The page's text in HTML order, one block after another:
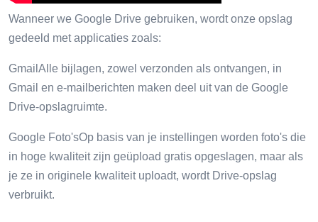
Wanneer we Google Drive gebruiken, wordt onze opslag
gedeeld met applicaties zoals:
GmailAlle bijlagen, zowel verzonden als ontvangen, in
Gmail en e-mailberichten maken deel uit van de Google
Drive-opslagruimte.
Google Foto'sOp basis van je instellingen worden foto's die
in hoge kwaliteit zijn geüpload gratis opgeslagen, maar als
je ze in originele kwaliteit uploadt, wordt Drive-opslag
verbruikt.